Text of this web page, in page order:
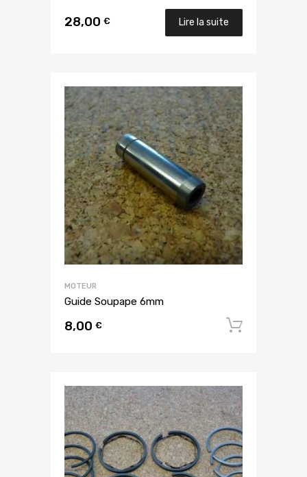
28,00 € Lire la suite
MOTEUR
Guide Soupape 6mm
8,00 €